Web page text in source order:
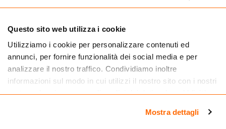
Questo sito web utilizza i cookie
Utilizziamo i cookie per personalizzare contenuti ed
annunci, per fornire funzionalità dei social media e per
analizzare il nostro traffico. Condividiamo inoltre
informazioni sul modo in cui utilizzi il nostro sito con i nostri
partner che si occupano di analisi dei dati web, pubblicità e
informazioni che hai fornito loro o che hanno raccolto dal
Mostra dettagli